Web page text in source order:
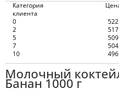
Категория
клиента
0
522
2
517
5
509
7
504
10
496
Молочный
Банан 1000 г